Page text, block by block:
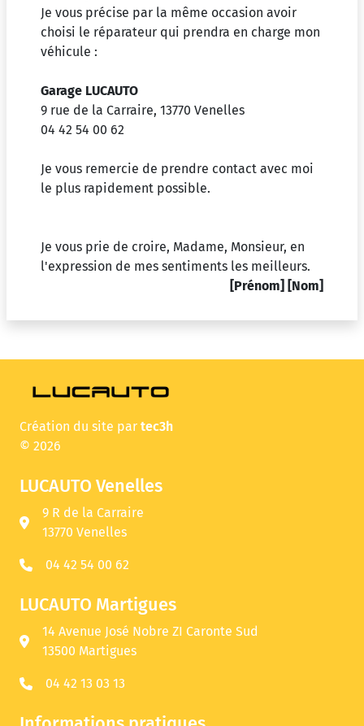
Je vous précise par la même occasion avoir
choisi le réparateur qui prendra en charge mon
véhicule :
Garage LUCAUTO
9 rue de la Carraire, 13770 Venelles
04 42 54 00 62
Je vous remercie de prendre contact avec moi
le plus rapidement possible.
Je vous prie de croire, Madame, Monsieur, en
l'expression de mes sentiments les meilleurs.
[Prénom] [Nom]
Création du site par tec3h
© 2026
LUCAUTO Venelles
9 R de la Carraire
13770 Venelles
04 42 54 00 62
LUCAUTO Martigues
14 Avenue José Nobre ZI Caronte Sud
13500 Martigues
04 42 13 03 13